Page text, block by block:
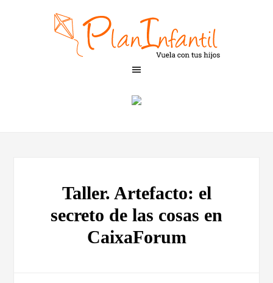
Taller. Artefacto: el
secreto de las cosas en
CaixaForum